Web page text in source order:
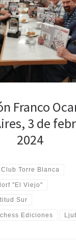
Franco
3 de
2024
Club Torre Blanca
"El Viejo"
Sur
Ediciones